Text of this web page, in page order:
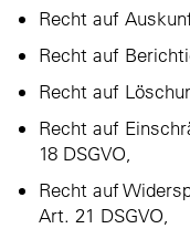
Recht auf
Recht auf
Recht auf
Recht auf
18 DSGVO,
Recht auf
Art. 21 DSGVO,